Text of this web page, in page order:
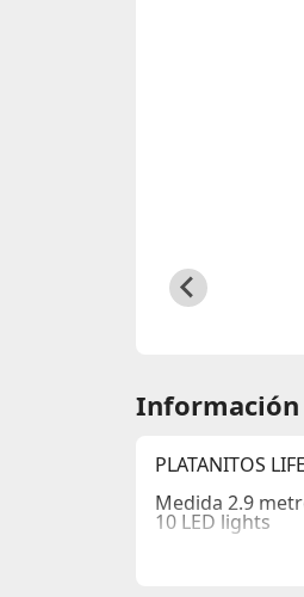
PLATANITOS
Medida 2.9
10 LED lights